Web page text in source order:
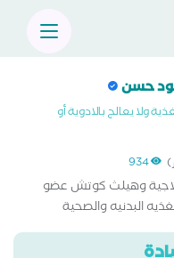
حسن
ولا يعالج بالادوية أو
934
وهيلث كوتش عضو
البدنيه والصحية